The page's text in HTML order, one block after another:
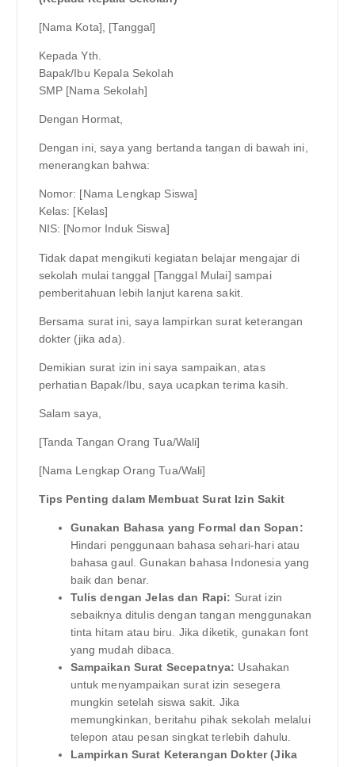
[Nama Kota], [Tanggal]
Kepada Yth.
Bapak/Ibu Kepala Sekolah
SMP [Nama Sekolah]
Dengan Hormat,
Dengan ini, saya yang bertanda tangan di bawah ini,
menerangkan bahwa:
Nomor: [Nama Lengkap Siswa]
Kelas: [Kelas]
NIS: [Nomor Induk Siswa]
Tidak dapat mengikuti kegiatan belajar mengajar di
sekolah mulai tanggal [Tanggal Mulai] sampai
pemberitahuan lebih lanjut karena sakit.
Bersama surat ini, saya lampirkan surat keterangan
dokter (jika ada).
Demikian surat izin ini saya sampaikan, atas
perhatian Bapak/Ibu, saya ucapkan terima kasih.
Salam saya,
[Tanda Tangan Orang Tua/Wali]
[Nama Lengkap Orang Tua/Wali]
Tips Penting dalam Membuat Surat Izin Sakit
Gunakan Bahasa yang Formal dan Sopan:
Hindari penggunaan bahasa sehari-hari atau
bahasa gaul. Gunakan bahasa Indonesia yang
baik dan benar.
Tulis dengan Jelas dan Rapi: Surat izin
sebaiknya ditulis dengan tangan menggunakan
tinta hitam atau biru. Jika diketik, gunakan font
yang mudah dibaca.
Sampaikan Surat Secepatnya: Usahakan
untuk menyampaikan surat izin sesegera
mungkin setelah siswa sakit. Jika
memungkinkan, beritahu pihak sekolah melalui
telepon atau pesan singkat terlebih dahulu.
Lampirkan Surat Keterangan Dokter (Jika